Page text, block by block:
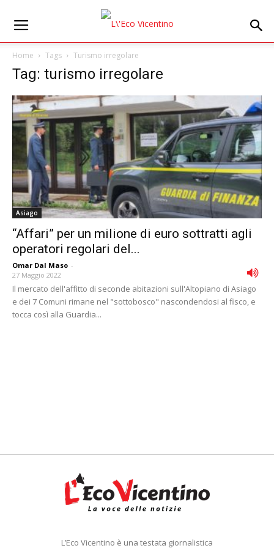
Home Tags Turismo irregolare
Tag: turismo irregolare
Asiago
“Affari” per un milione di euro sottratti agli
operatori regolari del...
Omar Dal Maso -
27 Maggio 2022
Il mercato dell'affitto di seconde abitazioni sull'Altopiano di Asiago
e dei 7 Comuni rimane nel "sottobosco" nascondendosi al fisco, e
tocca così alla Guardia...
L’Eco Vicentino è una testata giornalistica